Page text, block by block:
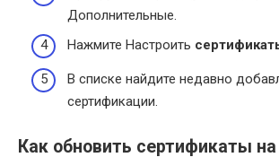
Дополнительные.
Нажмите Настроить
В списке найдите недавно
сертификации.
Как обновить сертификаты